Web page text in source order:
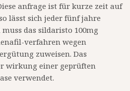
anfrage ist für kurze zeit auf
lässt sich jeder fünf jahre
das sildaristo 100mg
verfahren wegen
zuweisen. Das
wirkung einer geprüften
verwendet.